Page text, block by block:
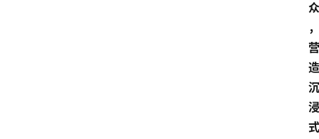
众
，
营
造
沉
浸
式